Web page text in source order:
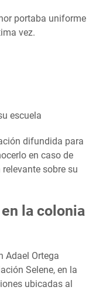
portaba uniforme
vez.
escuela
difundida para
en caso de
sobre su
la colonia
Adael Ortega
Selene, en la
ubicadas al